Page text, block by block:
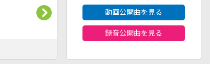
動画公開曲を見る
録音公開曲を見る